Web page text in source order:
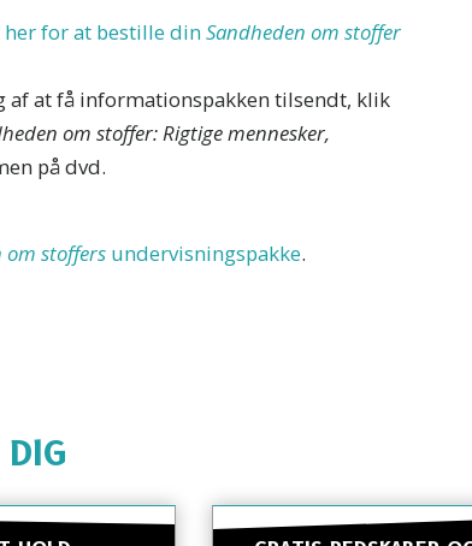
her for at bestille dinSandheden om stoffer
af at få informationspakken tilsendt, klik
om stoffer: Rigtige mennesker,
på dvd.
om stoffers undervisningspakke.